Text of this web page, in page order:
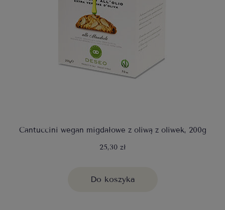
Cantuccini wegan migdałowe z oliwą z oliwek, 200g
25,30 zł
Do koszyka